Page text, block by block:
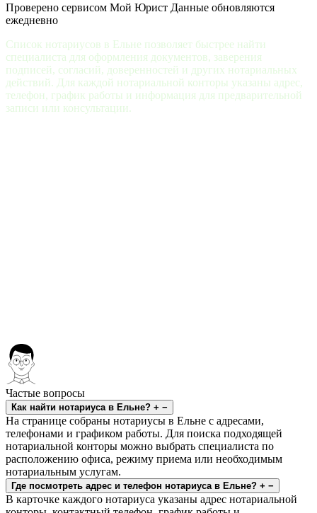
Проверено сервисом Мой Юрист Данные обновляются
ежедневно
Список нотариусов в Ельне позволяет быстрее найти
специалиста для оформления документов, заверения
подписей, согласий, доверенностей и других нотариальных
действий. Для каждой нотариальной конторы указаны адрес,
телефон, график работы и информация для предварительной
записи или консультации.
Частые вопросы
Как найти нотариуса в Ельне? + −
На странице собраны нотариусы в Ельне с адресами,
телефонами и графиком работы. Для поиска подходящей
нотариальной конторы можно выбрать специалиста по
расположению офиса, режиму приема или необходимым
нотариальным услугам.
Где посмотреть адрес и телефон нотариуса в Ельне? + −
В карточке каждого нотариуса указаны адрес нотариальной